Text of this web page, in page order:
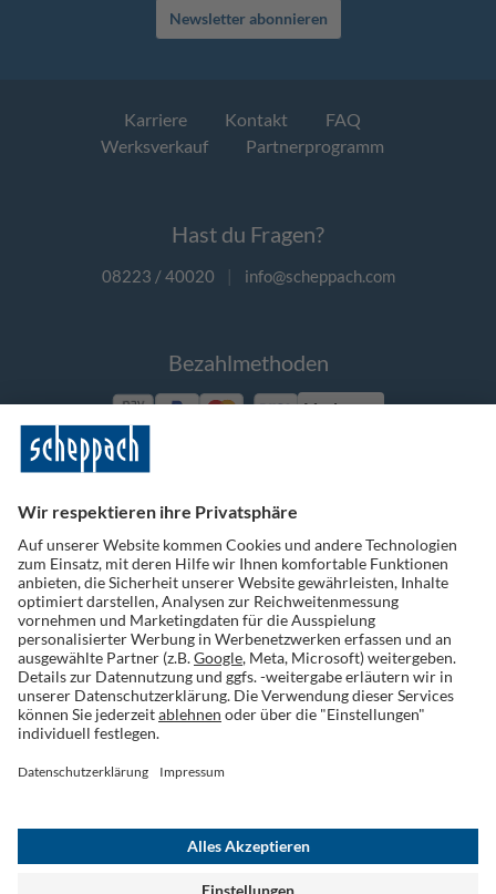
Newsletter abonnieren
Karriere Kontakt
FAQ
Werksverkauf
Partnerprogramm
Hast du Fragen?
08223 / 40020 | info@scheppach.com
Bezahlmethoden
Vorkasse
Folge uns auf Social Media
Widerruf einreichen